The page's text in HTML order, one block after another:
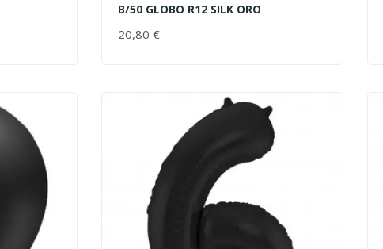
B/50 GLOBO R12 SILK ORO
20,80 €AÑADIR AL CARRITO